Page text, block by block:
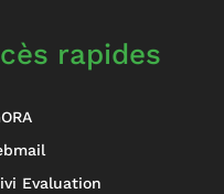
rapides
Evaluation